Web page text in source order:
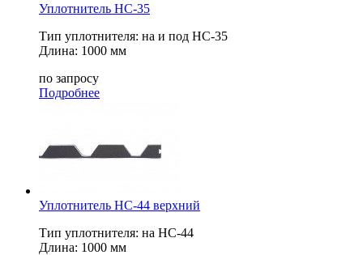
Уплотнитель НС-35
Тип уплотнителя: на и под НС-35
Длина: 1000 мм
по запросу
Подробнее
Уплотнитель НС-44 верхний
Тип уплотнителя: на НС-44
Длина: 1000 мм